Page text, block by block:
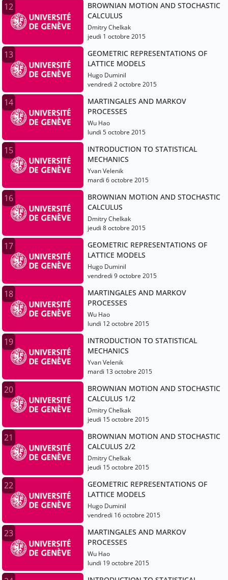
12
BROWNIAN MOTION AND STOCHASTIC
CALCULUS
Dmitry Chelkak
jeudi 1 octobre 2015
13
GEOMETRIC REPRESENTATIONS OF
LATTICE MODELS
Hugo Duminil
vendredi 2 octobre 2015
14
MARTINGALES AND MARKOV
PROCESSES
Wu Hao
lundi 5 octobre 2015
15
INTRODUCTION TO STATISTICAL
MECHANICS
Yvan Velenik
mardi 6 octobre 2015
16
BROWNIAN MOTION AND STOCHASTIC
CALCULUS
Dmitry Chelkak
jeudi 8 octobre 2015
17
GEOMETRIC REPRESENTATIONS OF
LATTICE MODELS
Hugo Duminil
vendredi 9 octobre 2015
18
MARTINGALES AND MARKOV
PROCESSES
Wu Hao
lundi 12 octobre 2015
19
INTRODUCTION TO STATISTICAL
MECHANICS
Yvan Velenik
mardi 13 octobre 2015
20
BROWNIAN MOTION AND STOCHASTIC
CALCULUS 1/2
Dmitry Chelkak
jeudi 15 octobre 2015
21
BROWNIAN MOTION AND STOCHASTIC
CALCULUS 2/2
Dmitry Chelkak
jeudi 15 octobre 2015
22
GEOMETRIC REPRESENTATIONS OF
LATTICE MODELS
Hugo Duminil
vendredi 16 octobre 2015
23
MARTINGALES AND MARKOV
PROCESSES
Wu Hao
lundi 19 octobre 2015